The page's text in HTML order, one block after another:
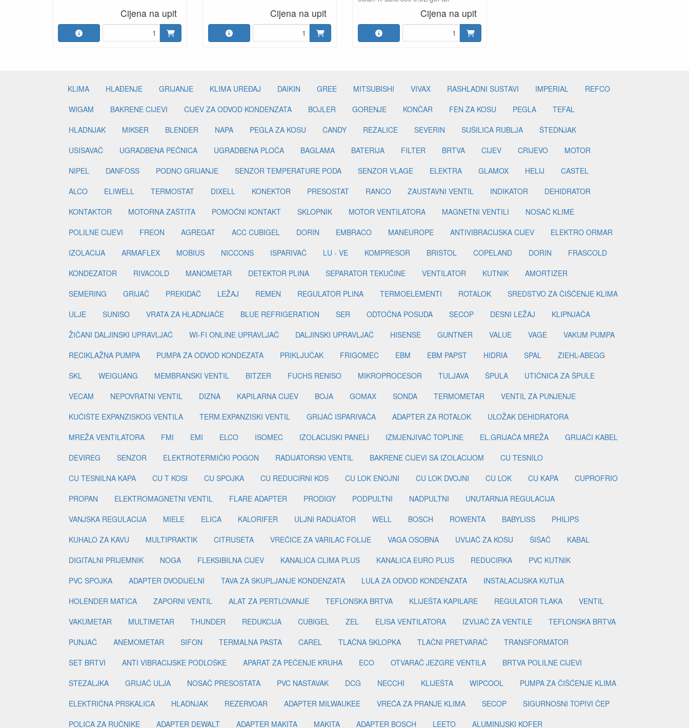
Cijena na upit Cijena na upit Cijena na upit
KLIMA HLAĐENJE GRIJANJE KLIMA UREĐAJ DAIKIN GREE MITSUBISHI VIVAX RASHLADNI SUSTAVI IMPERIAL
REFCO
WIGAM
BAKRENE CIJEVI CIJEV ZA ODVOD KONDENZATA BOJLER GORENJE KONČAR FEN ZA KOSU PEGLA
TEFAL
HLADNJAK
MIKSER BLENDER NAPA PEGLA ZA KOSU CANDY REZALICE SEVERIN SUŠILICA RUBLJA
ŠTEDNJAK
USISAVAČ
UGRADBENA PEĆNICA UGRADBENA PLOČA BAGLAMA BATERIJA FILTER BRTVA CIJEV CRIJEVO
MOTOR
NIPEL
DANFOSS PODNO GRIJANJE SENZOR TEMPERATURE PODA SENZOR VLAGE ELEKTRA GLAMOX HELIJ
CASTEL
ALCO
ELIWELL TERMOSTAT DIXELL KONEKTOR PRESOSTAT RANCO ZAUSTAVNI VENTIL INDIKATOR
DEHIDRATOR
KONTAKTOR
MOTORNA ZAŠTITA POMOĆNI KONTAKT SKLOPNIK MOTOR VENTILATORA MAGNETNI VENTILI
NOSAČ KLIME
POLILNE CIJEVI
FREON AGREGAT ACC CUBIGEL DORIN EMBRACO MANEUROPE ANTIVIBRACIJSKA CIJEV
ELEKTRO ORMAR
IZOLACIJA
ARMAFLEX MOBIUS NICCONS ISPARIVAČ LU - VE KOMPRESOR BRISTOL COPELAND DORIN
FRASCOLD
KONDEZATOR
RIVACOLD MANOMETAR DETEKTOR PLINA SEPARATOR TEKUĆINE VENTILATOR KUTNIK
AMORTIZER
SEMERING
GRIJAČ PREKIDAČ LEŽAJ REMEN REGULATOR PLINA TERMOELEMENTI ROTALOK
SREDSTVO ZA ČIŠĆENJE KLIMA
ULJE
SUNISO VRATA ZA HLADNJAČE BLUE REFRIGERATION SER ODTOČNA POSUDA SECOP DESNI LEŽAJ
KLIPNJAČA
ŽIČANI DALJINSKI UPRAVLJAČ
WI-FI ONLINE UPRAVLJAČ DALJINSKI UPRAVLJAČ HISENSE GUNTNER VALUE VAGE
VAKUM PUMPA
RECIKLAŽNA PUMPA
PUMPA ZA ODVOD KONDEZATA PRIKLJUČAK FRIGOMEC EBM EBM PAPST HIDRIA SPAL
ZIEHL-ABEGG
SKL
WEIGUANG MEMBRANSKI VENTIL BITZER FUCHS RENISO MIKROPROCESOR TULJAVA ŠPULA
UTIČNICA ZA ŠPULE
VECAM
NEPOVRATNI VENTIL DIZNA KAPILARNA CIJEV BOJA GOMAX SONDA TERMOMETAR
VENTIL ZA PUNJENJE
KUĆIŠTE EXPANZISKOG VENTILA
TERM.EXPANZISKI VENTIL GRIJAČ ISPARIVAČA ADAPTER ZA ROTALOK
ULOŽAK DEHIDRATORA
MREŽA VENTILATORA
FMI EMI ELCO ISOMEC IZOLACIJSKI PANELI IZMJENJIVAČ TOPLINE EL.GRIJAČA MREŽA
GRIJAČI KABEL
DEVIREG
SENZOR ELEKTROTERMIČKI POGON RADIJATORSKI VENTIL BAKRENE CIJEVI SA IZOLACIJOM
CU TESNILO
CU TESNILNA KAPA
CU T KOSI CU SPOJKA CU REDUCIRNI KOS CU LOK ENOJNI CU LOK DVOJNI CU LOK CU KAPA
CUPROFRIO
PROPAN
ELEKTROMAGNETNI VENTIL FLARE ADAPTER PRODIGY PODPULTNI NADPULTNI
UNUTARNJA REGULACIJA
VANJSKA REGULACIJA
MIELE ELICA KALORIFER ULJNI RADIJATOR WELL BOSCH ROWENTA BABYLISS
PHILIPS
KUHALO ZA KAVU
MULTIPRAKTIK CITRUSETA VREĆICE ZA VARILAC FOLIJE VAGA OSOBNA UVIJAČ ZA KOSU ŠIŠAČ
KABAL
DIGITALNI PRIJEMNIK
NOGA FLEKSIBILNA CIJEV KANALICA CLIMA PLUS KANALICA EURO PLUS REDUCIRKA
PVC KUTNIK
PVC SPOJKA
ADAPTER DVODIJELNI TAVA ZA SKUPLJANJE KONDENZATA LULA ZA ODVOD KONDENZATA
INSTALACIJSKA KUTIJA
HOLENDER MATICA
ZAPORNI VENTIL ALAT ZA PERTLOVANJE TEFLONSKA BRTVA KLIJEŠTA KAPILARE REGULATOR TLAKA
VENTIL
VAKUMETAR
MULTIMETAR THUNDER REDUKCIJA CUBIGEL ZEL ELISA VENTILATORA IZVIJAČ ZA VENTILE
TEFLONSKA BRTVA
PUNJAČ
ANEMOMETAR SIFON TERMALNA PASTA CAREL TLAČNA SKLOPKA TLAČNI PRETVARAČ
TRANSFORMATOR
SET BRTVI
ANTI VIBRACIJSKE PODLOŠKE APARAT ZA PEČENJE KRUHA ECO OTVARAČ JEZGRE VENTILA
BRTVA POLILNE CIJEVI
STEZALJKA
GRIJAČ ULJA NOSAČ PRESOSTATA PVC NASTAVAK DCG NECCHI KLIJEŠTA WIPCOOL
PUMPA ZA ČIŠĆENJE KLIMA
ELEKTRIČNA PRSKALICA
HLADNJAK REZERVOAR ADAPTER MILWAUKEE VREĆA ZA PRANJE KLIMA SECOP
SIGURNOSNI TOPIVI ČEP
POLICA ZA RUČNIKE
ADAPTER DEWALT ADAPTER MAKITA MAKITA ADAPTER BOSCH LEETO ALUMINIJSKI KOFER